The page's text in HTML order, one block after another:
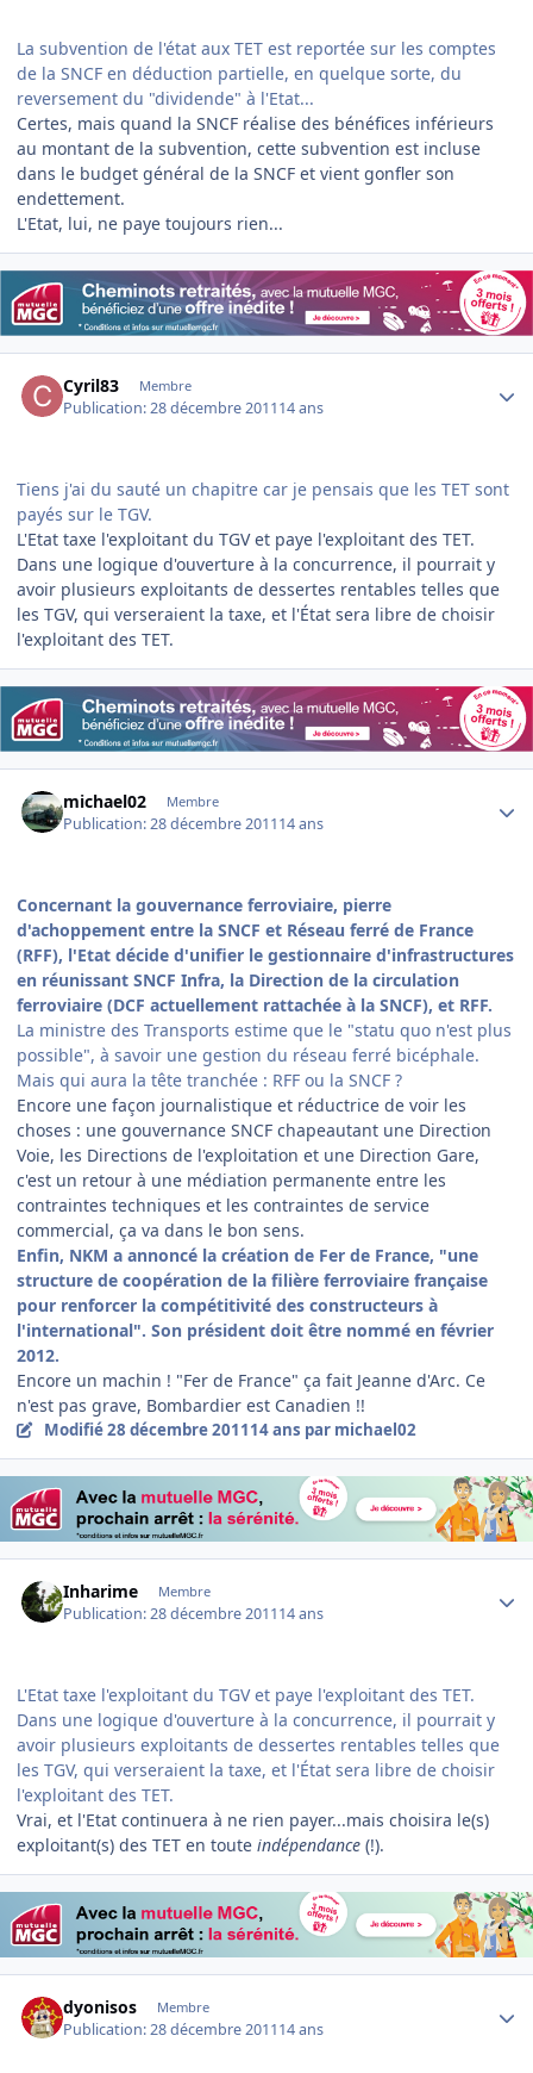
La subvention de l'état aux TET est reportée sur les comptes
de la SNCF en déduction partielle, en quelque sorte, du
reversement du "dividende" à l'Etat...
Certes, mais quand la SNCF réalise des bénéfices inférieurs
au montant de la subvention, cette subvention est incluse
dans le budget général de la SNCF et vient gonfler son
endettement.
L'Etat, lui, ne paye toujours rien...
Cyril83 Membre
Publication:28 décembre 201114 ans
Tiens j'ai du sauté un chapitre car je pensais que les TET sont
payés sur le TGV.
L'Etat taxe l'exploitant du TGV et paye l'exploitant des TET.
Dans une logique d'ouverture à la concurrence, il pourrait y
avoir plusieurs exploitants de dessertes rentables telles que
les TGV, qui verseraient la taxe, et l'État sera libre de choisir
l'exploitant des TET.
michael02 Membre
Publication:28 décembre 201114 ans
Concernant la gouvernance ferroviaire, pierre
d'achoppement entre la SNCF et Réseau ferré de France
(RFF), l'Etat décide d'unifier le gestionnaire d'infrastructures
en réunissant SNCF Infra, la Direction de la circulation
ferroviaire (DCF actuellement rattachée à la SNCF), et RFF.
La ministre des Transports estime que le "statu quo n'est plus
possible", à savoir une gestion du réseau ferré bicéphale.
Mais qui aura la tête tranchée : RFF ou la SNCF ?
Encore une façon journalistique et réductrice de voir les
choses : une gouvernance SNCF chapeautant une Direction
Voie, les Directions de l'exploitation et une Direction Gare,
c'est un retour à une médiation permanente entre les
contraintes techniques et les contraintes de service
commercial, ça va dans le bon sens.
Enfin, NKM a annoncé la création de Fer de France, "une
structure de coopération de la filière ferroviaire française
pour renforcer la compétitivité des constructeurs à
l'international". Son président doit être nommé en février
2012.
Encore un machin ! "Fer de France" ça fait Jeanne d'Arc. Ce
n'est pas grave, Bombardier est Canadien !!
Modifié28 décembre 201114 ans par michael02
Inharime Membre
Publication:28 décembre 201114 ans
L'Etat taxe l'exploitant du TGV et paye l'exploitant des TET.
Dans une logique d'ouverture à la concurrence, il pourrait y
avoir plusieurs exploitants de dessertes rentables telles que
les TGV, qui verseraient la taxe, et l'État sera libre de choisir
l'exploitant des TET.
Vrai, et l'Etat continuera à ne rien payer...mais choisira le(s)
exploitant(s) des TET en toute indépendance (!).
dyonisos Membre
Publication:28 décembre 201114 ans